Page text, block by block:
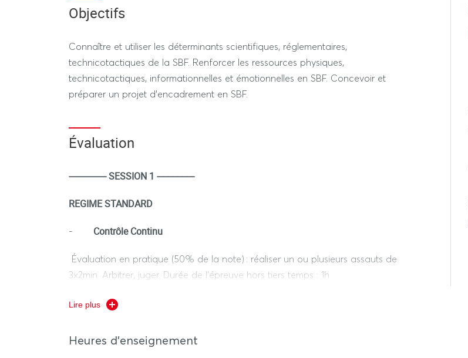
Objectifs
Connaître et utiliser les déterminants scientifiques, réglementaires,
technicotactiques de la SBF. Renforcer les ressources physiques,
technicotactiques, informationnelles et émotionnelles en SBF. Concevoir et
préparer un projet d’encadrement en SBF.
Évaluation
---------------- SESSION 1 ----------------
REGIME STANDARD
- Contrôle Continu
Évaluation en pratique (50% de la note) : réaliser un ou plusieurs assauts de
3x2min. Arbitrer, juger. Durée de l’épreuve hors tiers temps : 1h
Évaluation théorique (50% de la note) : Devoir de l’épreuve écrite hors tiers
Lire plus
Heures d'enseignement